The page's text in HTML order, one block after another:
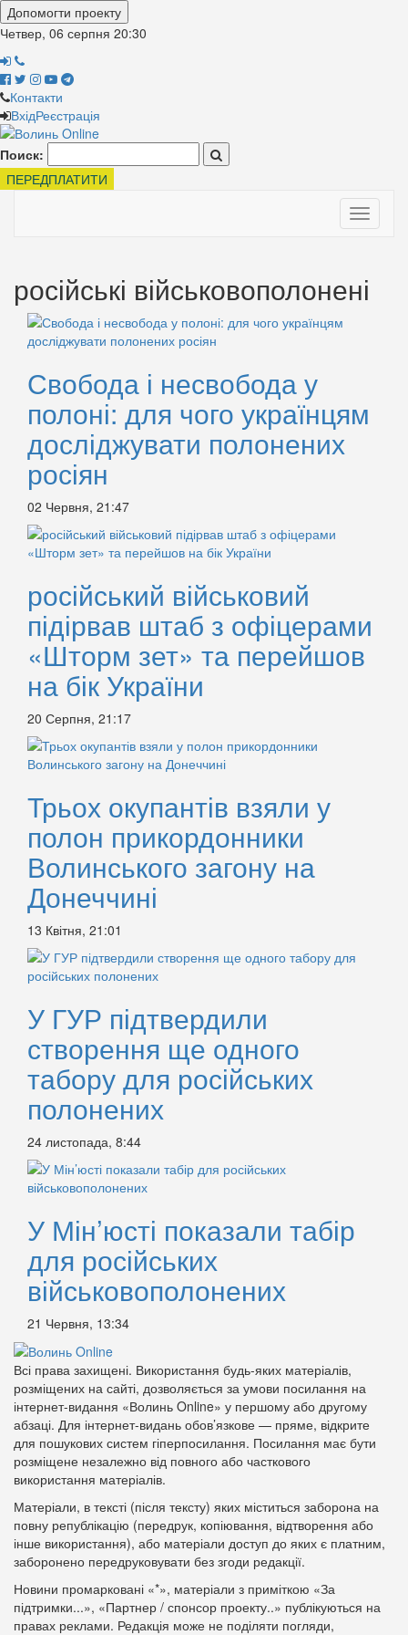
Допомогти проекту
Четвер, 06 серпня 20:30
Контакти
ВхідРеєстрація
Поиск:
ПЕРЕДПЛАТИТИ
Toggle
російські військовополонені
Свобода і несвобода у
полоні: для чого українцям
досліджувати полонених
росіян
02 Червня, 21:47
російський військовий
підірвав штаб з офіцерами
«Шторм зет» та перейшов
на бік України
20 Серпня, 21:17
Трьох окупантів взяли у
полон прикордонники
Волинського загону на
Донеччині
13 Квітня, 21:01
У ГУР підтвердили
створення ще одного
табору для російських
полонених
24 листопада, 8:44
У Мін’юсті показали табір
для російських
військовополонених
21 Червня, 13:34
Всі права захищені. Використання будь-яких матеріалів,
розміщених на сайті, дозволяється за умови посилання на
інтернет-видання «Волинь Online» у першому або другому
абзаці. Для інтернет-видань обов’язкове — пряме, відкрите
для пошукових систем гіперпосилання. Посилання має бути
розміщене незалежно від повного або часткового
використання матеріалів.
Матеріали, в тексті (після тексту) яких міститься заборона на
повну републікацію (передрук, копіювання, відтворення або
інше використання), або матеріали доступ до яких є платним,
заборонено передруковувати без згоди редакції.
Новини промарковані «*», матеріали з приміткою «За
підтримки...», «Партнер / спонсор проекту..» публікуються на
правах реклами. Редакція може не поділяти погляди,